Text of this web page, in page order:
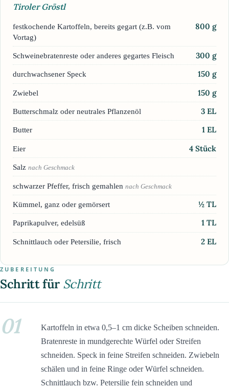
Tiroler Gröstl
festkochende Kartoffeln, bereits gegart (z.B. vom
Vortag)
800 g
Schweinebratenreste oder anderes gegartes Fleisch 300 g
durchwachsener Speck 150 g
Zwiebel 150 g
Butterschmalz oder neutrales Pflanzenöl 3 EL
Butter 1 EL
Eier 4 Stück
Salz nach Geschmack
schwarzer Pfeffer, frisch gemahlen nach Geschmack
Kümmel, ganz oder gemörsert ½ TL
Paprikapulver, edelsüß 1 TL
Schnittlauch oder Petersilie, frisch 2 EL
ZUBEREITUNG
Schritt für Schritt
01
Kartoffeln in etwa 0,5–1 cm dicke Scheiben schneiden.
Bratenreste in mundgerechte Würfel oder Streifen
schneiden. Speck in feine Streifen schneiden. Zwiebeln
schälen und in feine Ringe oder Würfel schneiden.
Schnittlauch bzw. Petersilie fein schneiden und